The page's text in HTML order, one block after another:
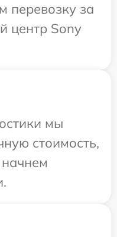
перевозку за
центр Sony
мы
стоимость,